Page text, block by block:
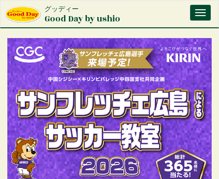
イ
グッディー
Good Day by ushio